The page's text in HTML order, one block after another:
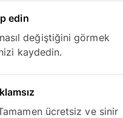
edin
değiştiğini görmek
kaydedin.
ücretsiz ve sinir